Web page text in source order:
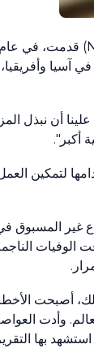
في آسيا
أن نبذل
أكبر".
لتمكين
الوفيات
المبلغ عنها. ومع
في العالم. وأدت